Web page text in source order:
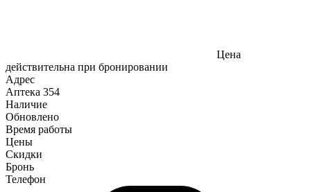
Цена
действительна при бронировании
Адрес
Аптека 354
Наличие
Обновлено
Время работы
Цены
Скидки
Бронь
Телефон